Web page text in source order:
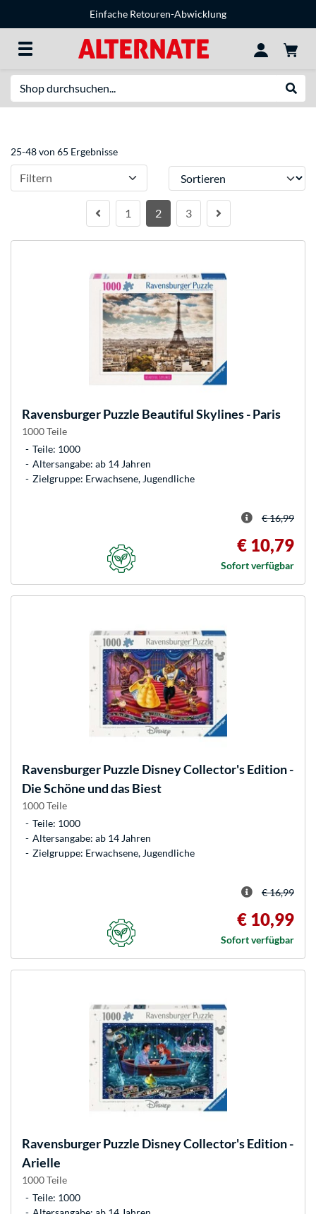
Einfache Retouren-Abwicklung
25-48 von 65 Ergebnisse
Filtern Sortieren
1 2 3
RavensburgerPuzzle Beautiful Skylines - Paris
1000 Teile
Teile: 1000
Altersangabe: ab 14 Jahren
Zielgruppe: Erwachsene, Jugendliche
€ 16,99
€ 10,79
Sofort verfügbar
RavensburgerPuzzle Disney Collector's Edition -
Die Schöne und das Biest
1000 Teile
Teile: 1000
Altersangabe: ab 14 Jahren
Zielgruppe: Erwachsene, Jugendliche
€ 16,99
€ 10,99
Sofort verfügbar
RavensburgerPuzzle Disney Collector's Edition -
Arielle
1000 Teile
Teile: 1000